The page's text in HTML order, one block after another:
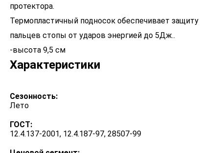
протектора.
Термопластичный подносок обеспечивает защиту
пальцев стопы от ударов энергией до 5Дж..
Характеристики
Сезонность:
Лето
ГОСТ:
12.4.137-2001, 12.4.187-97, 28507-99